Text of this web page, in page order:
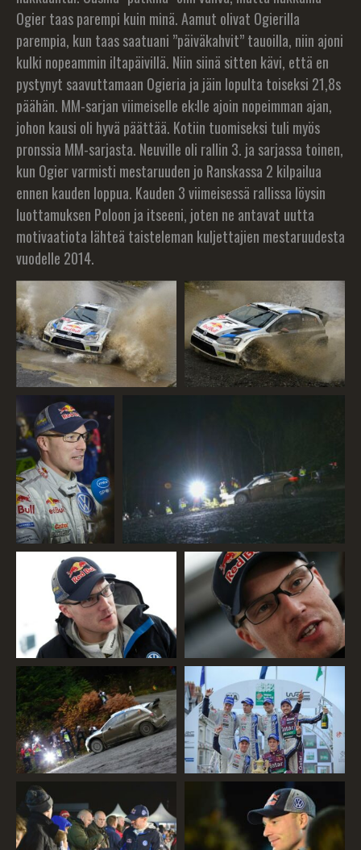
Ogier taas parempi kuin minä. Aamut olivat Ogierilla
parempia, kun taas saatuani ”päiväkahvit” tauoilla, niin ajoni
kulki nopeammin iltapäivillä. Niin siinä sitten kävi, että en
pystynyt saavuttamaan Ogieria ja jäin lopulta toiseksi 21,8s
päähän. MM-sarjan viimeiselle ek:lle ajoin nopeimman ajan,
johon kausi oli hyvä päättää. Kotiin tuomiseksi tuli myös
pronssia MM-sarjasta. Neuville oli rallin 3. ja sarjassa toinen,
kun Ogier varmisti mestaruuden jo Ranskassa 2 kilpailua
ennen kauden loppua. Kauden 3 viimeisessä rallissa löysin
luottamuksen Poloon ja itseeni, joten ne antavat uutta
motivaatiota lähteä taisteleman kuljettajien mestaruudesta
vuodelle 2014.